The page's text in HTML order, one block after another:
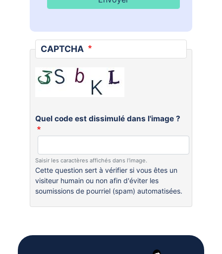
CAPTCHA
Quel code est dissimulé dans l'image ?
Saisir les caractères affichés dans l'image.
Cette question sert à vérifier si vous êtes un
visiteur humain ou non afin d'éviter les
soumissions de pourriel (spam) automatisées.